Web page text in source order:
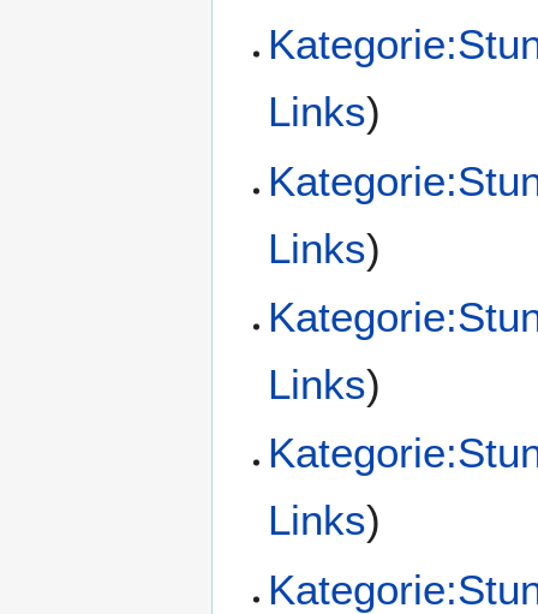
Links)
Links)
Links)
Links)